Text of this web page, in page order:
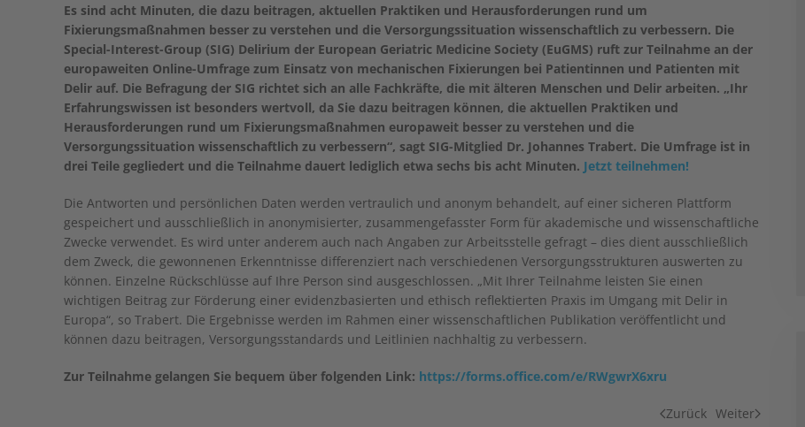
Es sind acht Minuten, die dazu beitragen, aktuellen Praktiken und Herausforderungen rund um
Fixierungsmaßnahmen besser zu verstehen und die Versorgungssituation wissenschaftlich zu verbessern. Die
Special-Interest-Group (SIG) Delirium der European Geriatric Medicine Society (EuGMS) ruft zur Teilnahme an der
europaweiten Online-Umfrage zum Einsatz von mechanischen Fixierungen bei Patientinnen und Patienten mit
Delir auf. Die Befragung der SIG richtet sich an alle Fachkräfte, die mit älteren Menschen und Delir arbeiten. „Ihr
Erfahrungswissen ist besonders wertvoll, da Sie dazu beitragen können, die aktuellen Praktiken und
Herausforderungen rund um Fixierungsmaßnahmen europaweit besser zu verstehen und die
Versorgungssituation wissenschaftlich zu verbessern“, sagt SIG-Mitglied Dr. Johannes Trabert. Die Umfrage ist in
drei Teile gegliedert und die Teilnahme dauert lediglich etwa sechs bis acht Minuten. Jetzt teilnehmen!
Die Antworten und persönlichen Daten werden vertraulich und anonym behandelt, auf einer sicheren Plattform
gespeichert und ausschließlich in anonymisierter, zusammengefasster Form für akademische und wissenschaftliche
Zwecke verwendet. Es wird unter anderem auch nach Angaben zur Arbeitsstelle gefragt – dies dient ausschließlich
dem Zweck, die gewonnenen Erkenntnisse differenziert nach verschiedenen Versorgungsstrukturen auswerten zu
können. Einzelne Rückschlüsse auf Ihre Person sind ausgeschlossen. „Mit Ihrer Teilnahme leisten Sie einen
wichtigen Beitrag zur Förderung einer evidenzbasierten und ethisch reflektierten Praxis im Umgang mit Delir in
Europa“, so Trabert. Die Ergebnisse werden im Rahmen einer wissenschaftlichen Publikation veröffentlicht und
können dazu beitragen, Versorgungsstandards und Leitlinien nachhaltig zu verbessern.
Zur Teilnahme gelangen Sie bequem über folgenden Link: https://forms.office.com/e/RWgwrX6xru
Zurück Weiter